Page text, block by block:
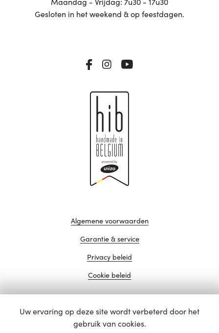
Gesloten in het weekend & op feestdagen.
Algemene voorwaarden
Garantie & service
Privacy beleid
Cookie beleid
website door
Uw ervaring op deze site wordt verbeterd door het
gebruik van cookies.